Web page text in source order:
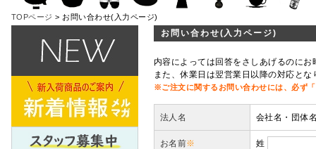
TOPページ > お問い合わせ(入力ページ)
お問い合わせ(入力ページ)
内容によっては回答をさしあげるのに
また、休業日は翌営業日以降の対応と
※ご注文に関するお問い合わせには、必ず
法人名 会社名・団体
お名前※ 姓